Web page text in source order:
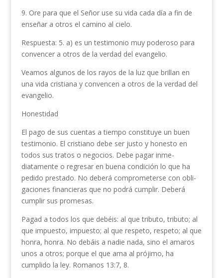
9. Ore para que el Señor use su vida cada día a fin de
enseñar a otros el camino al cielo.
Respuesta: 5. a) es un testimonio muy poderoso para
convencer a otros de la ver­dad del evangelio.
Veamos algunos de los rayos de la luz que brillan en
una vida cristiana y convencen a otros de la verdad del
evangelio.
Honestidad
El pago de sus cuentas a tiempo constituye un buen
testimonio. El cristiano debe ser justo y honesto en
todos sus tratos o negocios. Debe pagar inme­
diatamente o regresar en buena condición lo que ha
pedido prestado. No deberá comprometerse con obli­
gaciones financieras que no podrá cumplir. Deberá
cumplir sus promesas.
Pagad a todos los que debéis: al que tributo, tributo; al
que impuesto, impuesto; al que res­peto, respeto; al que
honra, honra. No debáis a nadie nada, sino el amaros
unos a otros; porque el que ama al prójimo, ha
cumplido la ley. Romanos 13:7, 8.